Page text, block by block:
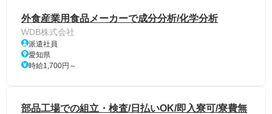
外食産業用食品メーカーで成分分析/化学分析
WDB株式会社
派遣社員
愛知県
時給1,700円～
部品工場での組立・検査/日払いOK/即入寮可/寮費無